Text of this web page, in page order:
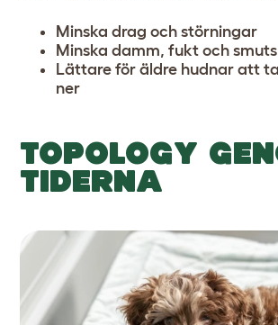
Minska drag och störningar
Minska damm, fukt och
Lättare för äldre hudnar att
ner
TOPOLOGY
TIDERNA